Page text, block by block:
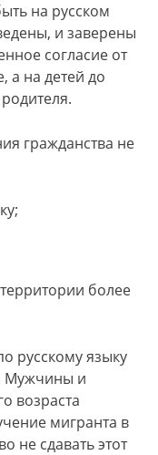
на русском
и заверены
согласие от
а на детей до
гражданства не
более
русскому языку
Мужчины и
возраста
мигранта в
не сдавать этот